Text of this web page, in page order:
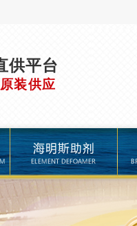
供平台
装供应
品牌馆